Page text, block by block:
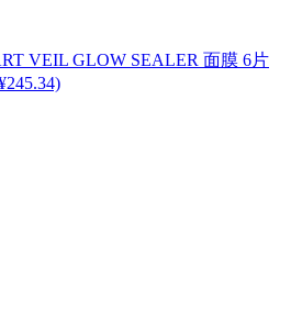
VEIL GLOW SEALER 面膜 6片